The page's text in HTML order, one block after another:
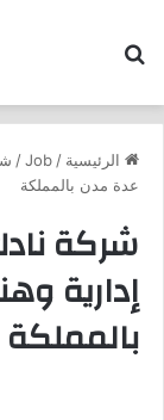
الرئيسية /
Job
/
عدة مدن بالمملكة
إدارية
بالمملكة